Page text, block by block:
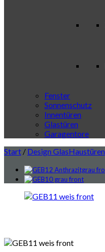
Fenster
Sonnenschutz
Innentüren
Glastüren
Garagentore
Start / Design GlasHaustüren